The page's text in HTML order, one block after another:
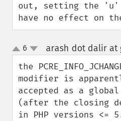
out, setting the 'u'
have no effect on
up
down
6 arash dot dalir at
the
modifier is
accepted as a
(after the closing
in PHP versions <=